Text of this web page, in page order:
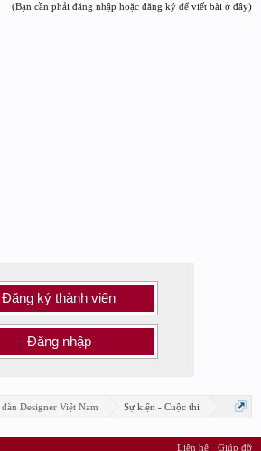
(Bạn cần phải đăng nhập hoặc đăng ký để viết bài ở đây)
Đăng ký thành viên
Đăng nhập
Designer Việt Nam Sự kiện - Cuộc thi
Liên hệ Giúp đỡ